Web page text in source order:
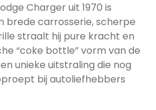
Charger uit 1970 is
brede carrosserie, scherpe
straalt hij pure kracht en
“coke bottle” vorm van de
unieke uitstraling die nog
bij autoliefhebbers